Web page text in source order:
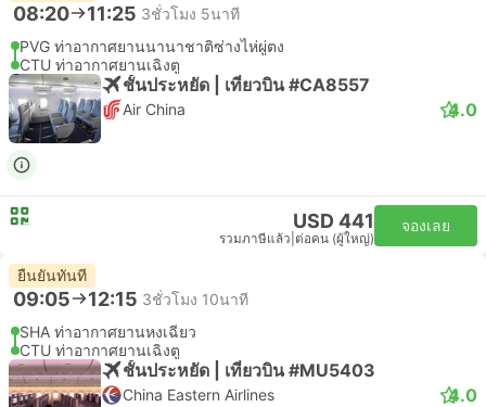
08:20 11:25 3ชั่วโมง 5นาที
PVG ท่าอากาศยานนานาชาติซ่างไห่ผู่ตง
CTU ท่าอากาศยานเฉิงตู
ชั้นประหยัด | เที่ยวบิน #CA8557
Air China 4.0
USD 441
รวมภาษีแล้ว ต่อคน (ผู้ใหญ่)
จองเลย
ยืนยันทันที
09:05 12:15 3ชั่วโมง 10นาที
SHA ท่าอากาศยานหงเฉียว
CTU ท่าอากาศยานเฉิงตู
ชั้นประหยัด | เที่ยวบิน #MU5403
China Eastern Airlines 4.0